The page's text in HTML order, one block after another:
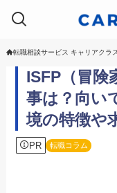
転職相談サービス キャリアクラス
ISFP（冒険
事は？向い
境の特徴や
PR 転職コラム